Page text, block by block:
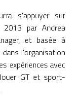
s'appuyer sur
par Andrea
et basée à
l'organisation
expériences avec
GT et sport-